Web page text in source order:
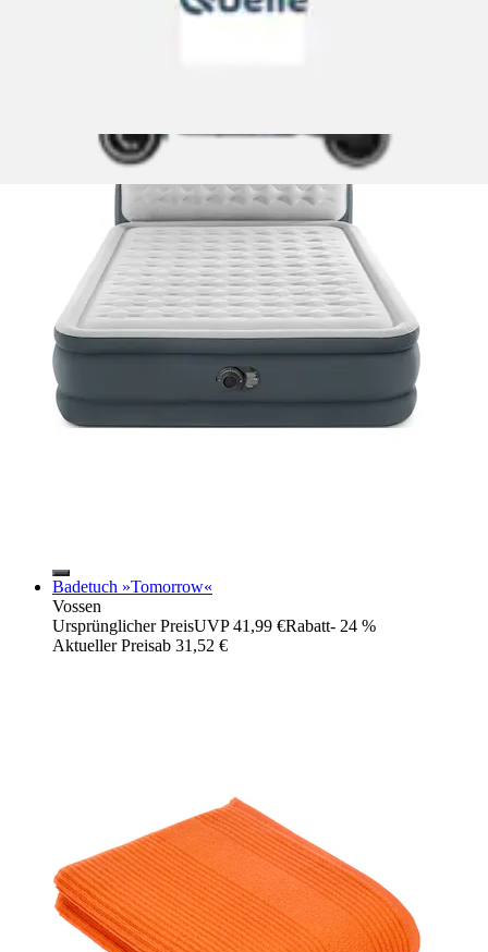
Badetuch »Tomorrow«
Vossen
Ursprünglicher PreisUVP 41,99 €Rabatt- 24 %
Aktueller Preisab 31,52 €